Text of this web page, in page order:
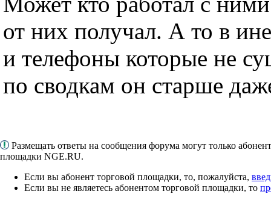
от них получал. А то в
и телефоны которые не
по сводкам он старше
Размещать ответы на сообщения форума могут только
площадки NGE.RU.
Если вы абонент торговой площадки, то, пожалуйста,
Если вы не являетесь абонентом торговой площадки, то